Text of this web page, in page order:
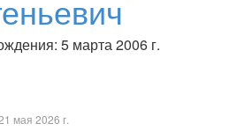
5 марта 2006 г.
мая 2026 г.